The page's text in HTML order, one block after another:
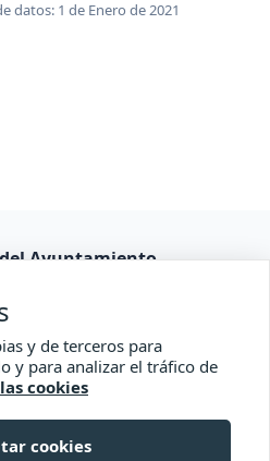
datos: 1 de Enero de 2021
Ayuntamiento
pública
Transparencia
y de terceros para
y para analizar el tráfico de
cookies
cookies